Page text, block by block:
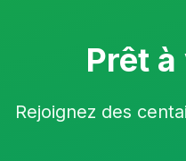
Prêt
Rejoignez des